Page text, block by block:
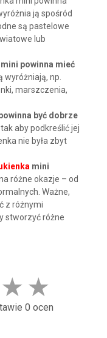
ją spośród
są pastelowe
lub
powinna mieć
wyróżniają, np.
marszczenia,
być dobrze
tak aby podkreślić jej
nie była zbyt
mini
różne okazje – od
Ważne,
z różnymi
stworzyć różne
★ ★
0 ocen